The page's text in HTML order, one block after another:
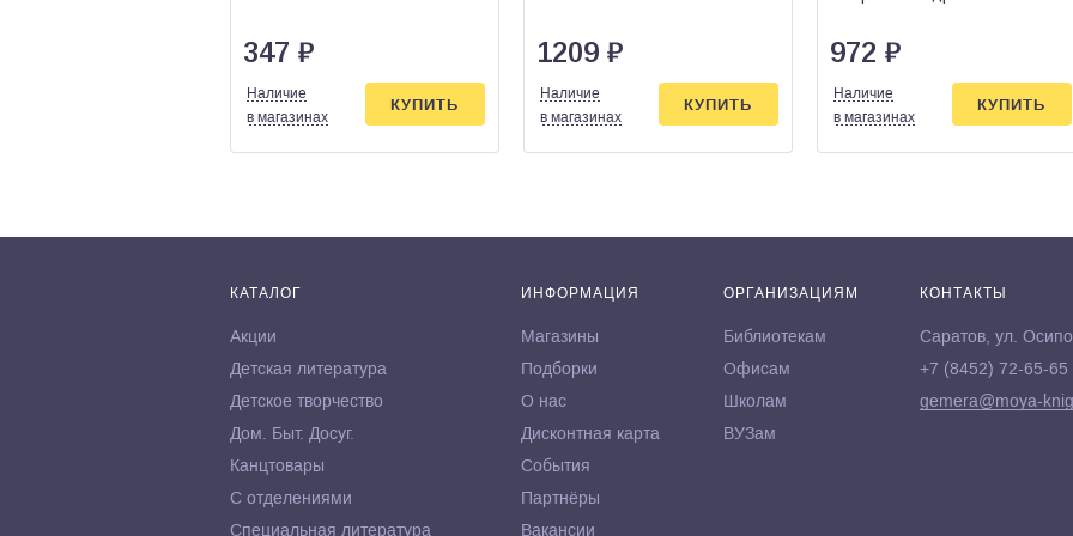
347 ₽
Наличие
в магазинах
КУПИТЬ
1209 ₽
Наличие
в магазинах
КУПИТЬ
972 ₽
Наличие
в магазинах
КУПИТЬ
КАТАЛОГ
Акции
Детская литература
Детское творчество
Дом. Быт. Досуг.
Канцтовары
С отделениями
Специальная литература
ИНФОРМАЦИЯ
Магазины
Подборки
О нас
Дисконтная карта
События
Партнёры
Вакансии
ОРГАНИЗАЦИЯМ
Библиотекам
Офисам
Школам
ВУЗам
КОНТАКТЫ
Саратов, ул.
+7 (8452) 72-65-65
gemera@moya-